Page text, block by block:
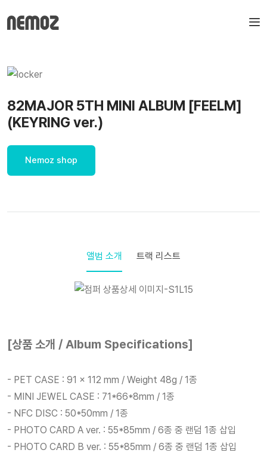
82MAJOR 5TH MINI ALBUM [FEELM]
(KEYRING ver.)
Nemoz shop
앨범 소개 트랙 리스트
[상품 소개 / Album Specifications]
- PET CASE : 91 x 112 mm / Weight 48g / 1종
- MINI JEWEL CASE : 71*66*8mm / 1종
- NFC DISC : 50*50mm / 1종
- PHOTO CARD A ver. : 55*85mm / 6종 중 랜덤 1종 삽입
- PHOTO CARD B ver. : 55*85mm / 6종 중 랜덤 1종 삽입